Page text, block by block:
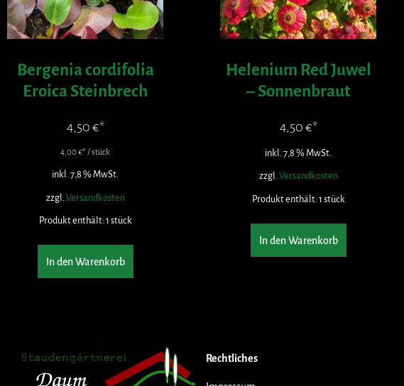
Bergenia cordifolia
Eroica Steinbrech
4,50 €
4,00€ /stück
inkl. 7,8 % MwSt.
zzgl. Versandkosten
Produkt enthält: 1 stück
In den Warenkorb
Helenium Red Juwel
– Sonnenbraut
4,50 €
inkl. 7,8 % MwSt.
zzgl.Versandkosten
Produkt enthält: 1 stück
In den Warenkorb
Rechtliches